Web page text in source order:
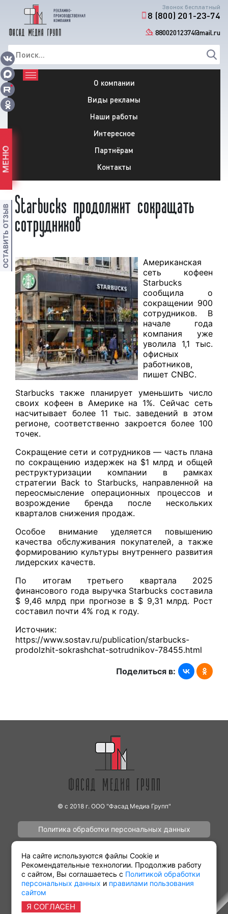
Звонок бесплатный
8 (800) 201-23-74
88002012374@mail.ru
О компании
Виды рекламы
Наши работы
Интересное
Партнёрам
Контакты
Starbucks продолжит сокращать
сотрудников
Американская
сеть кофеен
Starbucks
сообщила о
сокращении 900
сотрудников. В
начале года
компания уже
уволила 1,1 тыс.
офисных
работников,
пишет CNBC.
Starbucks также планирует уменьшить число
своих кофеен в Америке на 1%. Сейчас сеть
насчитывает более 11 тыс. заведений в этом
регионе, соответственно закроется более 100
точек.
Сокращение сети и сотрудников — часть плана
по сокращению издержек на $1 млрд и общей
реструктуризации компании в рамках
стратегии Back to Starbucks, направленной на
переосмысление операционных процессов и
возрождение бренда после нескольких
кварталов снижения продаж.
Особое внимание уделяется повышению
качества обслуживания покупателей, а также
формированию культуры внутреннего развития
лидерских качеств.
По итогам третьего квартала 2025
финансового года выручка Starbucks составила
$ 9,46 млрд при прогнозе в $ 9,31 млрд. Рост
составил почти 4% год к году.
Источник:
https://www.sostav.ru/publication/starbucks-
prodolzhit-sokrashchat-sotrudnikov-78455.html
Поделиться в:
© с 2018 г. ООО "Фасад Медиа Групп"
Политика обработки персональных данных
Партнёрам
МЕНЮ
ОСТАВИТЬ ОТЗЫВ
На сайте используются файлы Cookie и
Рекомендательные технологии. Продолжив работу
с сайтом, Вы соглашаетесь с Политикой обработки
персональных данных и правилами пользования
сайтом
Я СОГЛАСЕН